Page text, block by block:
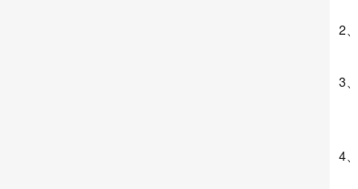
2、
3、
4、